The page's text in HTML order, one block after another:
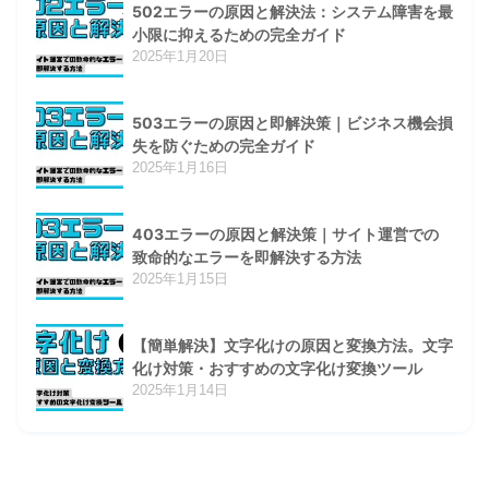
502エラーの原因と解決法：システム障害を最
小限に抑えるための完全ガイド
2025年1月20日
503エラーの原因と即解決策｜ビジネス機会損
失を防ぐための完全ガイド
2025年1月16日
403エラーの原因と解決策｜サイト運営での
致命的なエラーを即解決する方法
2025年1月15日
【簡単解決】文字化けの原因と変換方法。文字
化け対策・おすすめの文字化け変換ツール
2025年1月14日